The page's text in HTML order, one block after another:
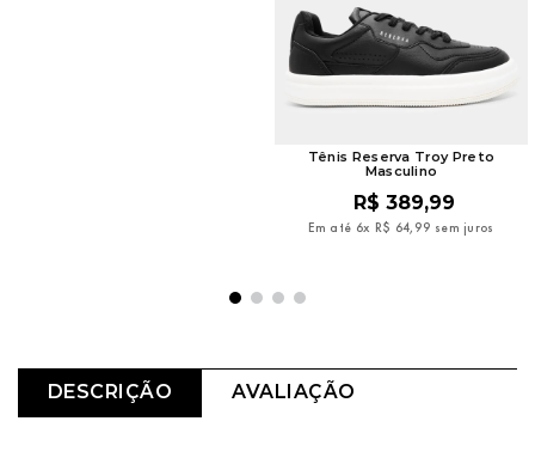
Tênis Reserva Troy Preto
Masculino
R$ 389,99
Em até 6x R$ 64, 99 sem juros
DESCRIÇÃO AVALIAÇÃO